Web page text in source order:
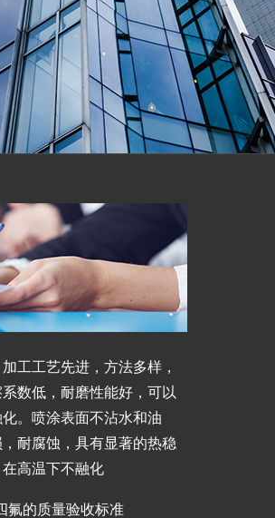
工工艺先进，方法多样，
数低，耐磨性能好，可以
。喷涂表面不沾水和油
耐腐蚀，具有显著的热稳
高温下不融化
氟的质量验收标准